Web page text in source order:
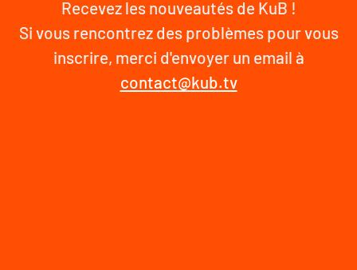
Recevez les nouveautés de KuB !
Si vous rencontrez des problèmes pour vous
inscrire, merci d'envoyer un email à
contact@kub.tv